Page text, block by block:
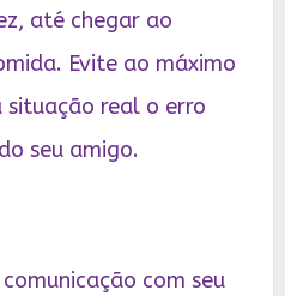
até chegar ao
Evite ao máximo
situação real o erro
seu amigo.
com seu